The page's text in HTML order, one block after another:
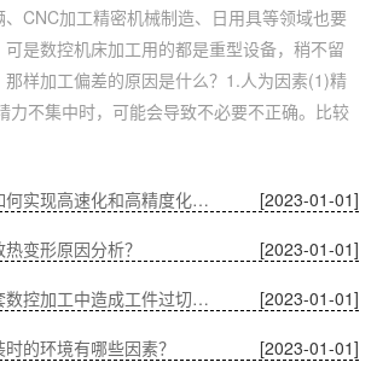
CNC加工精密机械制造、日用具等领域也要
是数控机床加工用的都是重型设备，稍不留
样加工偏差的原因是什么？1.人为因素(1)精
力不集中时，可能会导致不必要不正确。比较
[2023-01-01]
电机壳数控加工时如何实现高速化和高精度化的问题？
[2023-01-01]
变形原因分析？
[2023-01-01]
轴套数控加工厂轴套数控加工中造成工件过切的原因？
[2023-01-01]
的环境有哪些因素？